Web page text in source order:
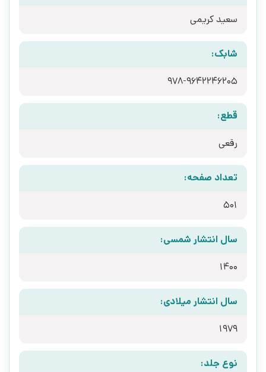
سعید کریمی
شابک:
978-9642246205
قطع:
رقعی
تعداد صفحه:
501
سال انتشار شمسی:
1400
سال انتشار میلادی:
1979
نوع جلد: